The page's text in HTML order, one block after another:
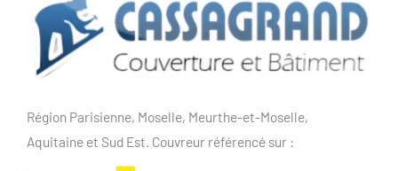
Région Parisienne, Moselle, Meurthe-et-Moselle,
Aquitaine et Sud Est. Couvreur référencé sur :